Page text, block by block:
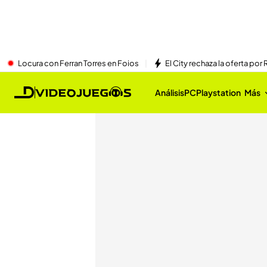
Locura con Ferran Torres en Foios El City rechaza la oferta por
AnálisisPCPlaystation Más